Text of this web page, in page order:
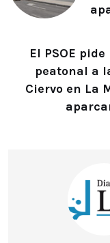
El PSOE
peatonal a
Ciervo en La